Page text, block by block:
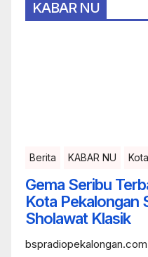
KABAR NU
Berita KABAR NU
Gema Seribu
Kota Pekalongan
Sholawat Klasik